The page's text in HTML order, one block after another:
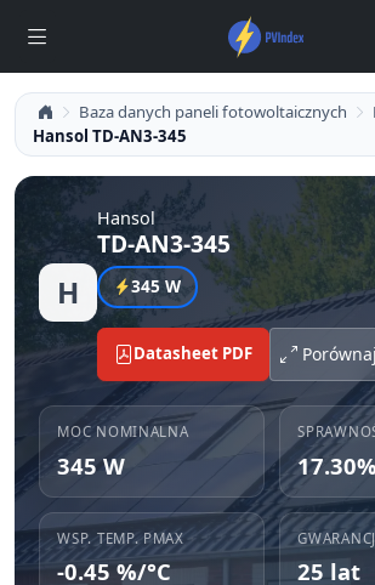
Baza danych paneli fotowoltaicznych
Hansol TD-AN3-345
H
Hansol
TD-AN3-345
345 W
Datasheet PDF
MOC NOMINALNA
345 W 17.30%
WSP. TEMP. PMAX
-0.45 %/°C 25 lat